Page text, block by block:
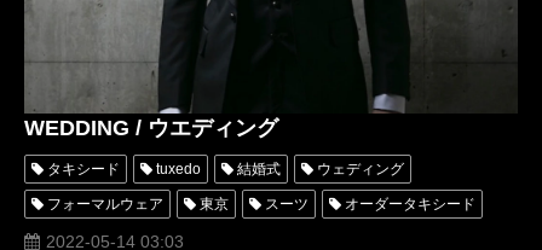
WEDDING / ウエディング
タキシード tuxedo 結婚式 ウェディング
フォーマルウェア 東京 スーツ オーダータキシード
レンタルタキシード
2022-05-14 03:03